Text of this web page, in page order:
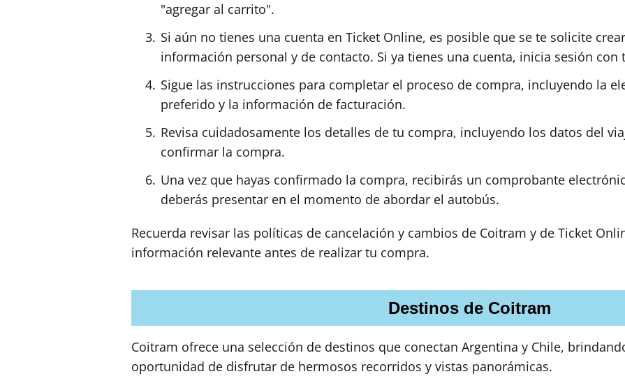
"agregar al carrito".
Si aún no tienes una cuenta en Ticket Online, es posible que se te solicite
información personal y de contacto. Si ya tienes una cuenta, inicia sesión con
Sigue las instrucciones para completar el proceso de compra, incluyendo la
preferido y la información de facturación.
Revisa cuidadosamente los detalles de tu compra, incluyendo los datos del
confirmar la compra.
Una vez que hayas confirmado la compra, recibirás un comprobante
deberás presentar en el momento de abordar el autobús.
Recuerda revisar las políticas de cancelación y cambios de Coitram y de Ticket
información relevante antes de realizar tu compra.
Destinos de Coitram
Coitram ofrece una selección de destinos que conectan Argentina y Chile,
oportunidad de disfrutar de hermosos recorridos y vistas panorámicas.